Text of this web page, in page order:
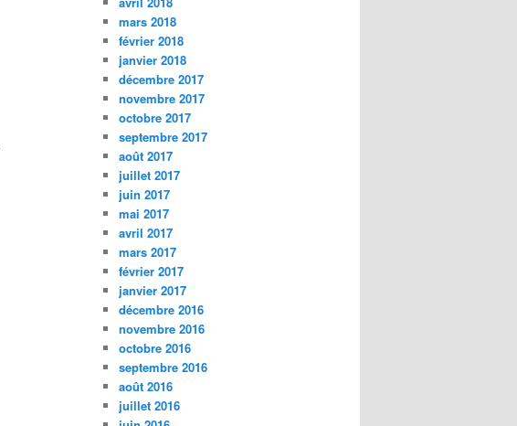
mars 2018
février 2018
janvier 2018
décembre 2017
novembre 2017
octobre 2017
septembre 2017
août 2017
juillet 2017
juin 2017
mai 2017
avril 2017
mars 2017
février 2017
janvier 2017
décembre 2016
novembre 2016
octobre 2016
septembre 2016
août 2016
juillet 2016